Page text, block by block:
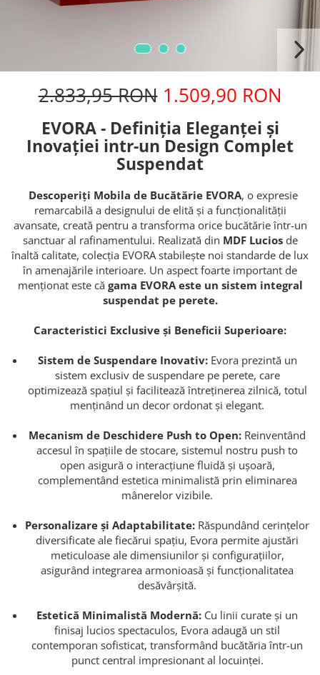
2.833,95 RON 1.509,90 RON
EVORA - Definiția Eleganței și
Inovației intr-un Design Complet
Suspendat
Descoperiți Mobila de Bucătărie EVORA, o expresie
remarcabilă a designului de elită și a funcționalității
avansate, creată pentru a transforma orice bucătărie într-un
sanctuar al rafinamentului. Realizată din MDF Luciosde
înaltă calitate, colecția EVORA stabilește noi standarde de lux
în amenajările interioare. Un aspect foarte important de
menționat este că gama EVORA este un sistem integral
suspendat pe perete.
Caracteristici Exclusive și Beneficii Superioare:
Sistem de Suspendare Inovativ:Evora prezintă un
sistem exclusiv de suspendare pe perete, care
optimizează spațiul și facilitează întreținerea zilnică, totul
menținând un decor ordonat și elegant.
Mecanism de Deschidere Push to Open: Reinventând
accesul în spațiile de stocare, sistemul nostru push to
open asigură o interacțiune fluidă și ușoară,
complementând estetica minimalistă prin eliminarea
mânerelor vizibile.
Personalizare și Adaptabilitate: Răspundând cerințelor
diversificate ale fiecărui spațiu, Evora permite ajustări
meticuloase ale dimensiunilor și configurațiilor,
asigurând integrarea armonioasă și funcționalitatea
desăvârșită.
Estetică Minimalistă Modernă: Cu linii curate și un
finisaj lucios spectaculos, Evora adaugă un stil
contemporan sofisticat, transformând bucătăria într-un
punct central impresionant al locuinței.